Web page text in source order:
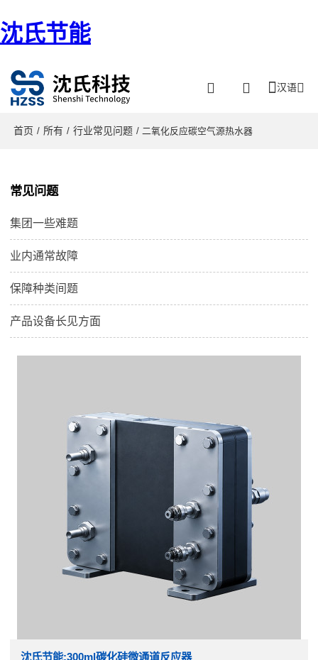
沈氏节能
汉语
首页 / 所有 / 行业常见问题 / 二氧化反应碳空气源热水器
常见问题
集团一些难题
业内通常故障
保障种类间题
产品设备长见方面
沈氏节能:300ml碳化硅微通道反应器